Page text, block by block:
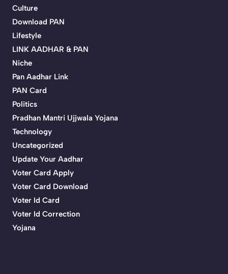
Culture
Download PAN
Lifestyle
LINK AADHAR & PAN
Niche
Pan Aadhar Link
PAN Card
Politics
Pradhan Mantri Ujjwala Yojana
Technology
Uncategorized
Update Your Aadhar
Voter Card Apply
Voter Card Download
Voter Id Card
Voter Id Correction
Yojana